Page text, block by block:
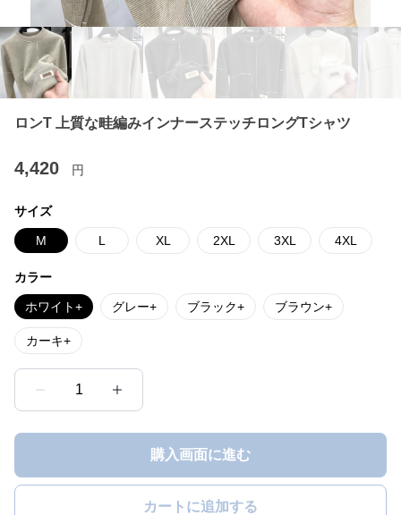
ロンT 上質な畦編みインナーステッチロングTシャツ
4,420 円
サイズ
M L XL 2XL 3XL 4XL
カラー
ホワイト+ グレー+ ブラック+ ブラウン+
カーキ+
1
購入画面に進む
カートに追加する